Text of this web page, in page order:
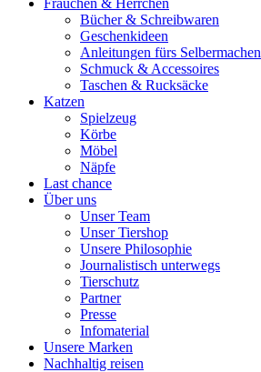
Frauchen & Herrchen
Bücher & Schreibwaren
Geschenkideen
Anleitungen fürs Selbermachen
Schmuck & Accessoires
Taschen & Rucksäcke
Katzen
Spielzeug
Körbe
Möbel
Näpfe
Last chance
Über uns
Unser Team
Unser Tiershop
Unsere Philosophie
Journalistisch unterwegs
Tierschutz
Partner
Presse
Infomaterial
Unsere Marken
Nachhaltig reisen